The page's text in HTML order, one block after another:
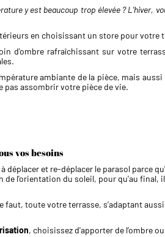
y est beaucoup trop élevée ? L’hiver,
en choisissant un store pour votre
d'ombre rafraîchissant sur votre
ambiante de la pièce, mais
pas assombrir votre pièce de vie.
vos besoins
déplacer et re-déplacer le parasol parce
l'orientation du soleil, pour qu'au final,
faut, toute votre terrasse, s’adaptant
, choisissez d'apporter de l’ombre